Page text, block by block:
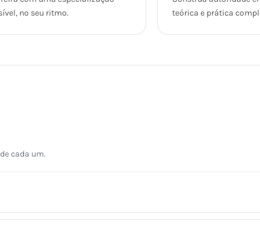
no seu ritmo.
teórica e prática
cada um.